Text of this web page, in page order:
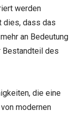
werden
dies, dass das
an Bedeutung
Bestandteil des
die eine
modernen